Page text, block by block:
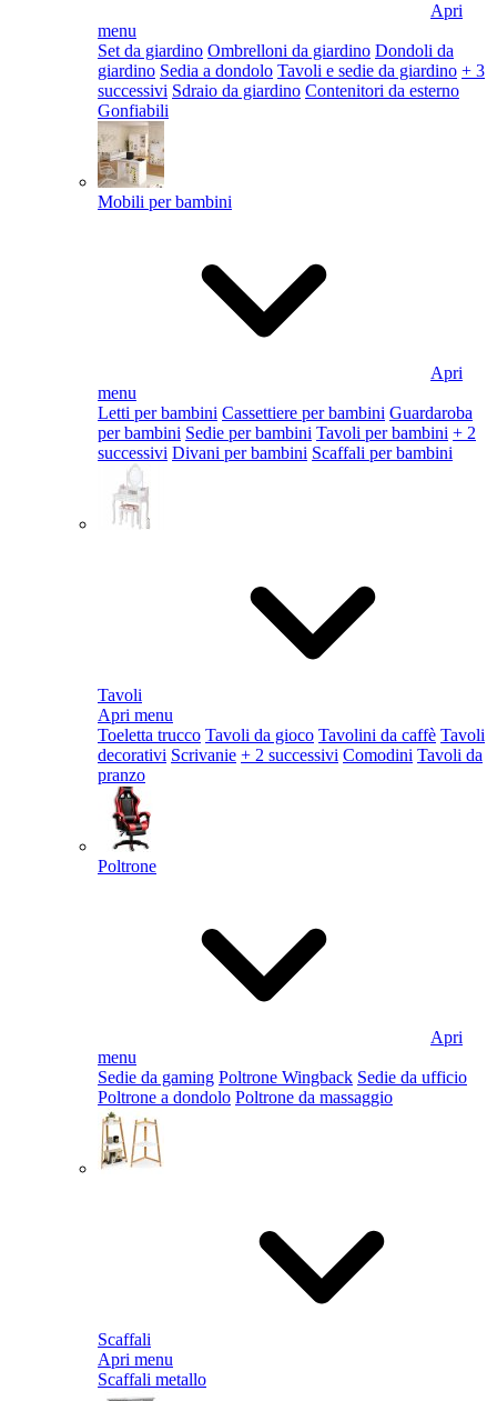
Apri
menu
Set da giardino Ombrelloni da giardino Dondoli da
giardino Sedia a dondolo Tavoli e sedie da giardino + 3
successivi Sdraio da giardino Contenitori da esterno
Gonfiabili
Mobili per bambini
Apri
menu
Letti per bambini Cassettiere per bambini Guardaroba
per bambini Sedie per bambini Tavoli per bambini + 2
successivi Divani per bambini Scaffali per bambini
Tavoli
Apri menu
Toeletta trucco Tavoli da gioco Tavolini da caffè Tavoli
decorativi Scrivanie + 2 successivi Comodini Tavoli da
pranzo
Poltrone
Apri
menu
Sedie da gaming Poltrone Wingback Sedie da ufficio
Poltrone a dondolo Poltrone da massaggio
Scaffali
Apri menu
Scaffali metallo